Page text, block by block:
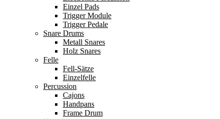
Einzel Pads
Trigger Module
Trigger Pedale
Snare Drums
Metall Snares
Holz Snares
Felle
Fell-Sätze
Einzelfelle
Percussion
Cajons
Handpans
Frame Drum